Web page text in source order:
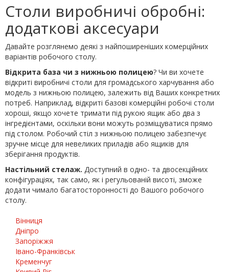
Столи виробничі обробні:
додаткові аксесуари
Давайте розглянемо деякі з найпоширеніших комерційних
варіантів робочого столу.
Відкрита база чи з нижньою полицею? Чи ви хочете
відкриті виробничі столи для громадського харчування або
модель з нижньою полицею, залежить від Ваших конкретних
потреб. Наприклад, відкриті базові комерційні робочі столи
хороші, якщо хочете тримати під рукою ящик або два з
інгредієнтами, оскільки вони можуть розміщуватися прямо
під столом. Робочий стіл з нижньою полицею забезпечує
зручне місце для невеликих приладів або ящиків для
зберігання продуктів.
Настільний стелаж. Доступний в одно- та двосекційних
конфігураціях, так само, як і регульованій висоті, зможе
додати чимало багатосторонності до Вашого робочого
столу.
Вінниця
Дніпро
Запоріжжя
Івано-Франківськ
Кременчуг